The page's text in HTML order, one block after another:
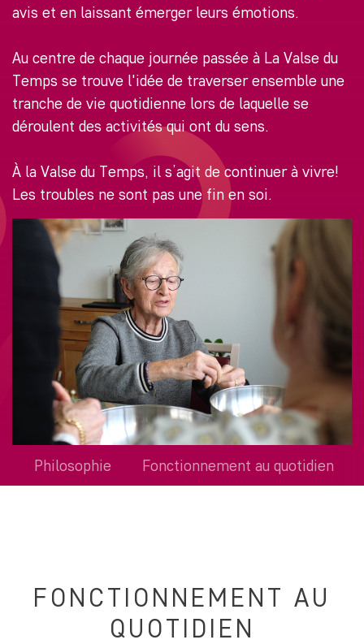
avis et en laissant émerger leurs émotions.
Au centre de chaque journée passée à La Valse du
Temps se trouve l'idée de traverser ensemble une
tranche de vie quotidienne lors de laquelle se
déroulent des activités qui ont du sens.
À la Valse du Temps, il s’agit de continuer à vivre!
Les troubles ne sont pas une fin en soi.
Philosophie Fonctionnement au quotidien
FONCTIONNEMENT AU
QUOTIDIEN